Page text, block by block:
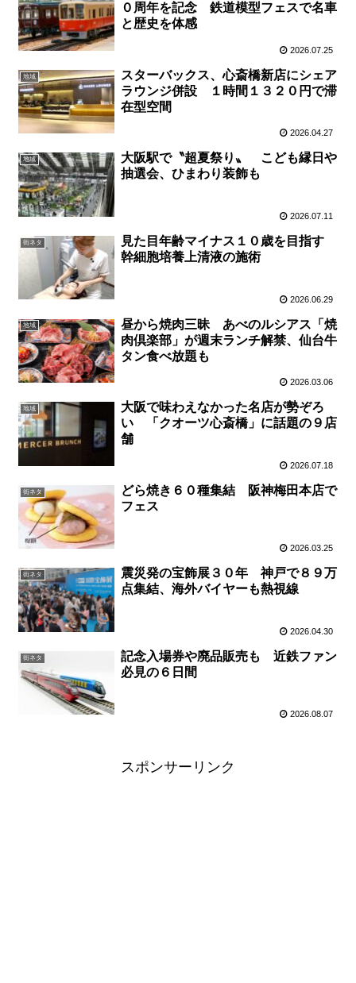
０周年を記念 鉄道模型フェスで名車
と歴史を体感
2026.07.25
地域
スターバックス、心斎橋新店にシェア
ラウンジ併設 １時間１３２０円で滞
在型空間
2026.04.27
地域
大阪駅で〝超夏祭り〟 こども縁日や
抽選会、ひまわり装飾も
2026.07.11
街ネタ
見た目年齢マイナス１０歳を目指す
幹細胞培養上清液の施術
2026.06.29
地域
昼から焼肉三昧 あべのルシアス「焼
肉倶楽部」が週末ランチ解禁、仙台牛
タン食べ放題も
2026.03.06
地域
大阪で味わえなかった名店が勢ぞろ
い 「クオーツ心斎橋」に話題の９店
舗
2026.07.18
街ネタ
どら焼き６０種集結 阪神梅田本店で
フェス
2026.03.25
街ネタ
震災発の宝飾展３０年 神戸で８９万
点集結、海外バイヤーも熱視線
2026.04.30
街ネタ
記念入場券や廃品販売も 近鉄ファン
必見の６日間
2026.08.07
スポンサーリンク